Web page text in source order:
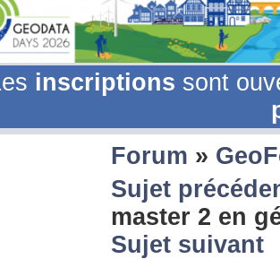
inscriptions sont
Forum »
Sujet
master 2 en
Sujet suivant